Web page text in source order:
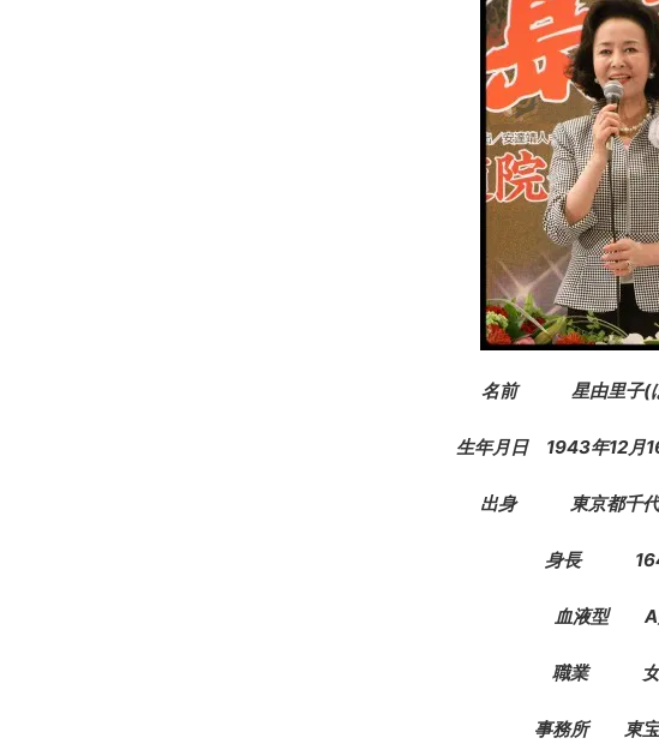
名前 星由里子(ほ
生年月日 1943年12月
出身 東京都千代
身長
血液型 A
職業 女
事務所 東宝